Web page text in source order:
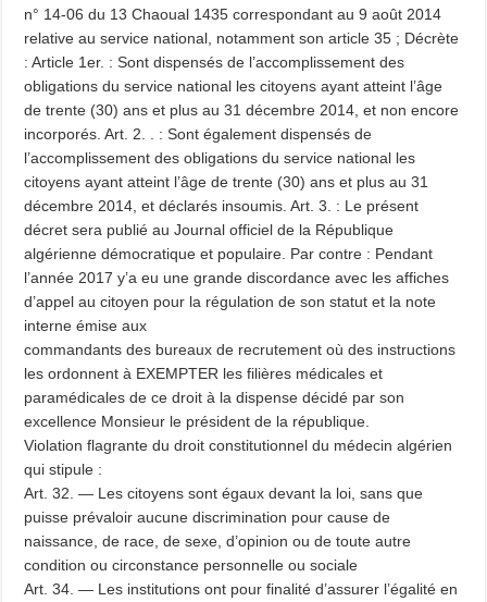
n° 14-06 du 13 Chaoual 1435 correspondant au 9 août 2014
relative au service national, notamment son article 35 ; Décrète
: Article 1er. : Sont dispensés de l’accomplissement des
obligations du service national les citoyens ayant atteint l’âge
de trente (30) ans et plus au 31 décembre 2014, et non encore
incorporés. Art. 2. . : Sont également dispensés de
l’accomplissement des obligations du service national les
citoyens ayant atteint l’âge de trente (30) ans et plus au 31
décembre 2014, et déclarés insoumis. Art. 3. : Le présent
décret sera publié au Journal officiel de la République
algérienne démocratique et populaire. Par contre : Pendant
l’année 2017 y’a eu une grande discordance avec les affiches
d’appel au citoyen pour la régulation de son statut et la note
interne émise aux
commandants des bureaux de recrutement où des instructions
les ordonnent à EXEMPTER les filières médicales et
paramédicales de ce droit à la dispense décidé par son
excellence Monsieur le président de la république.
Violation flagrante du droit constitutionnel du médecin algérien
qui stipule :
Art. 32. — Les citoyens sont égaux devant la loi, sans que
puisse prévaloir aucune discrimination pour cause de
naissance, de race, de sexe, d’opinion ou de toute autre
condition ou circonstance personnelle ou sociale
Art. 34. — Les institutions ont pour finalité d’assurer l’égalité en